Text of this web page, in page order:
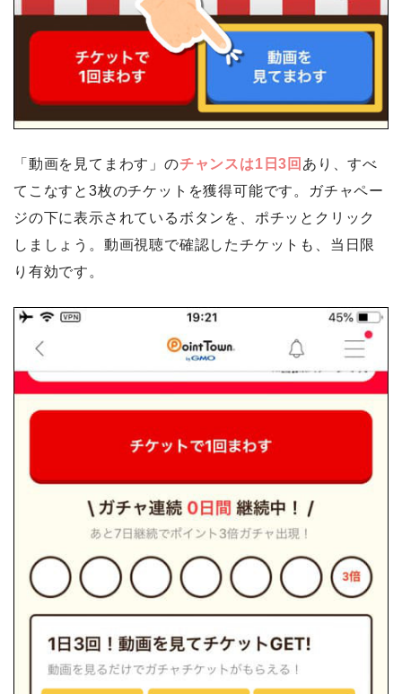
「動画を見てまわす」のチャンスは1日3回 あり、すべ
てこなすと3枚のチケットを獲得可能です。ガチャペー
ジの下に表示されているボタンを、ポチッとクリック
しましょう。動画視聴で確認したチケットも、当日限
り有効です。